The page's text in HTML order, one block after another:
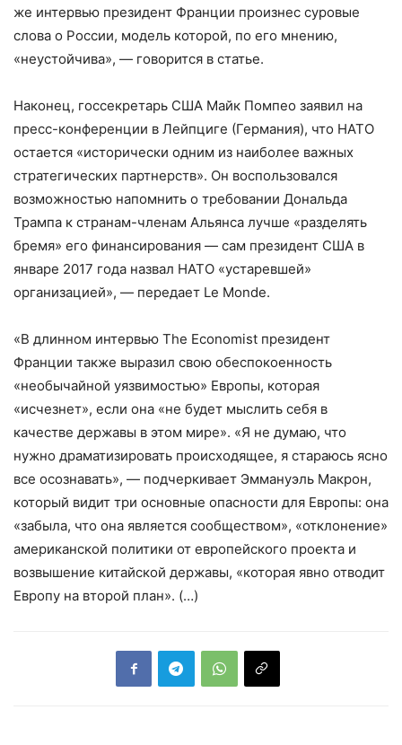
же интервью президент Франции произнес суровые
слова о России, модель которой, по его мнению,
«неустойчива», — говорится в статье.
Наконец, госсекретарь США Майк Помпео заявил на
пресс-конференции в Лейпциге (Германия), что НАТО
остается «исторически одним из наиболее важных
стратегических партнерств». Он воспользовался
возможностью напомнить о требовании Дональда
Трампа к странам-членам Альянса лучше «разделять
бремя» его финансирования — сам президент США в
январе 2017 года назвал НАТО «устаревшей»
организацией», — передает Le Monde.
«В длинном интервью The Economist президент
Франции также выразил свою обеспокоенность
«необычайной уязвимостью» Европы, которая
«исчезнет», если она «не будет мыслить себя в
качестве державы в этом мире». «Я не думаю, что
нужно драматизировать происходящее, я стараюсь ясно
все осознавать», — подчеркивает Эммануэль Макрон,
который видит три основные опасности для Европы: она
«забыла, что она является сообществом», «отклонение»
американской политики от европейского проекта и
возвышение китайской державы, «которая явно отводит
Европу на второй план». (…)